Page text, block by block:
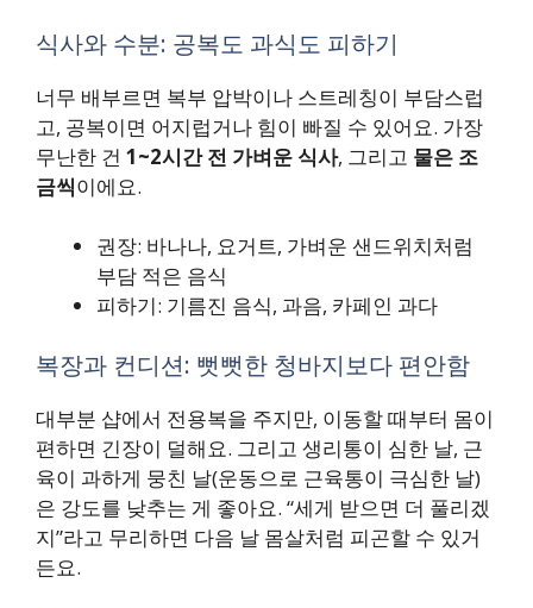
식사와 수분: 공복도 과식도 피하기
너무 배부르면 복부 압박이나 스트레칭이 부담스럽
고, 공복이면 어지럽거나 힘이 빠질 수 있어요. 가장
무난한 건 1~2시간 전 가벼운 식사, 그리고 물은 조
금씩이에요.
권장: 바나나, 요거트, 가벼운 샌드위치처럼
부담 적은 음식
피하기: 기름진 음식, 과음, 카페인 과다
복장과 컨디션: 뻣뻣한 청바지보다 편안함
대부분 샵에서 전용복을 주지만, 이동할 때부터 몸이
편하면 긴장이 덜해요. 그리고 생리통이 심한 날, 근
육이 과하게 뭉친 날(운동으로 근육통이 극심한 날)
은 강도를 낮추는 게 좋아요. “세게 받으면 더 풀리겠
지”라고 무리하면 다음 날 몸살처럼 피곤할 수 있거
든요.